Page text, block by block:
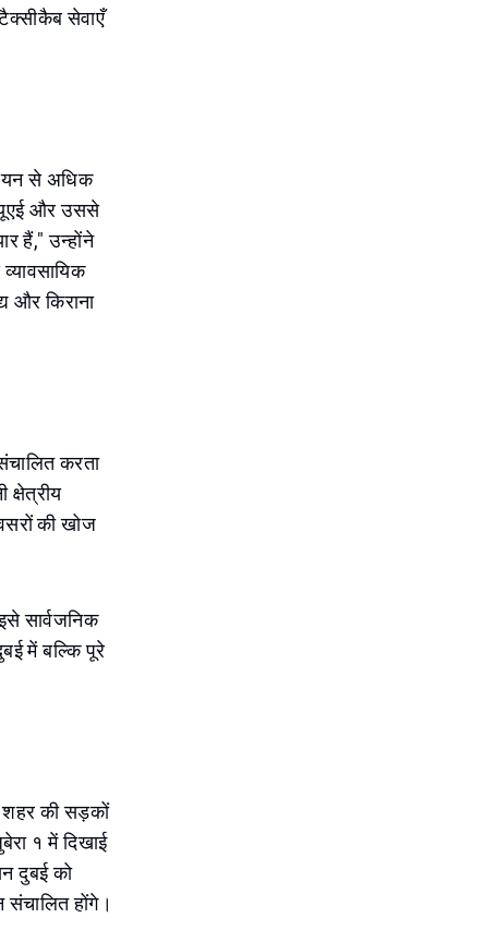
सेवाएँ
से अधिक
यूएई और उससे
हैं," उन्होंने
और किराना
करता
की खोज
सार्वजनिक
में बल्कि पूरे
शहर की सड़कों
१ में दिखाई
दुबई को
संचालित होंगे।